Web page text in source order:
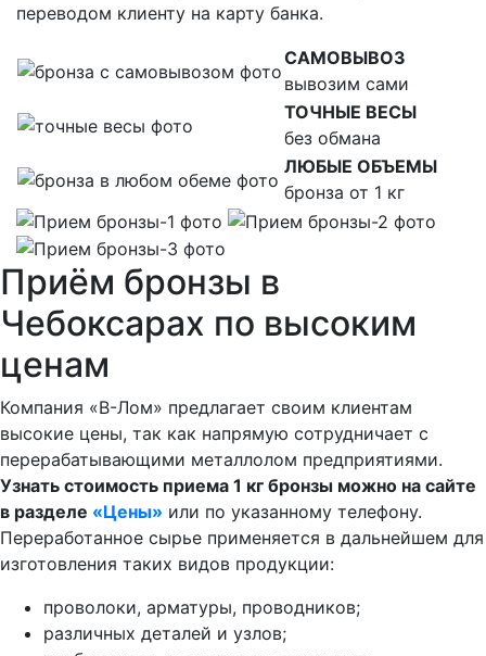
переводом клиенту на карту банка.
САМОВЫВОЗ
вывозим сами
ТОЧНЫЕ ВЕСЫ
без обмана
ЛЮБЫЕ ОБЪЕМЫ
бронза от 1 кг
Приём бронзы в
Чебоксарах по высоким
ценам
Компания «В-Лом» предлагает своим клиентам
высокие цены, так как напрямую сотрудничает с
перерабатывающими металлолом предприятиями.
Узнать стоимость приема 1 кг бронзы можно на сайте
в разделе «Цены» или по указанному телефону.
Переработанное сырье применяется в дальнейшем для
изготовления таких видов продукции:
проволоки, арматуры, проводников;
различных деталей и узлов;